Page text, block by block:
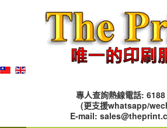
專人查詢熱線電話: 6188
(更支援whatsapp/
E-mail: